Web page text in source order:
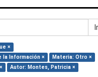
Ir
×
la Información ×
Materia: Otro ×
Autor: Montes, Patricia ×